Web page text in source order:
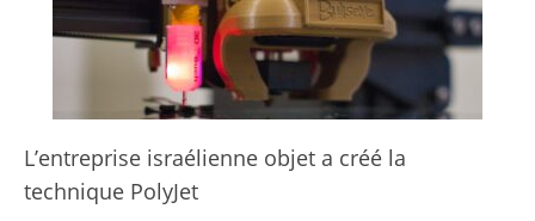
L’entreprise israélienne objet a créé la
technique PolyJet